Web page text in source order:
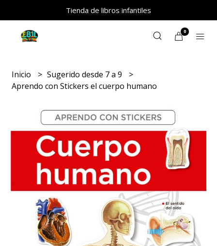
Tienda de libros infantiles
0
Inicio
Sugerido desde 7 a 9
Aprendo con Stickers el cuerpo humano